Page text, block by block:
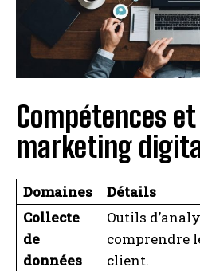
Compétences
marketing
Domaines
Détails
Collecte
de
données
Outils
comprendre
client.